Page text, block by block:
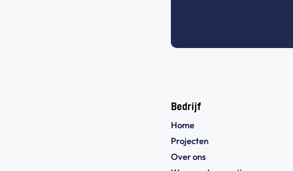
Bedrijf
Home
Projecten
Over ons